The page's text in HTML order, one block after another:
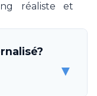
réaliste et
▼